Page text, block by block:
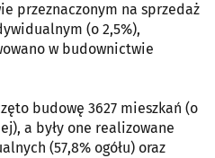
przeznaczonym na sprzedaż
(o 2,5%),
w budownictwie
budowę 3627 mieszkań (o
a były one realizowane
(57,8% ogółu) oraz